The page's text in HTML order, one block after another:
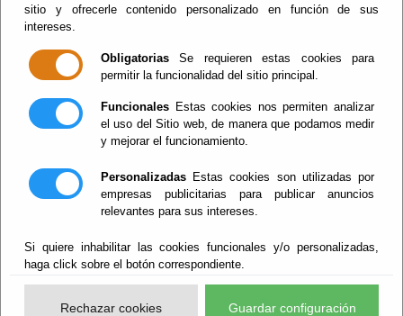
sitio y ofrecerle contenido personalizado en función de sus
intereses.
Obligatorias Se requieren estas cookies para
permitir la funcionalidad del sitio principal.
Funcionales Estas cookies nos permiten analizar
el uso del Sitio web, de manera que podamos medir
y mejorar el funcionamiento.
Personalizadas Estas cookies son utilizadas por
empresas publicitarias para publicar anuncios
relevantes para sus intereses.
Si quiere inhabilitar las cookies funcionales y/o personalizadas,
haga click sobre el botón correspondiente.
Rechazar cookies Guardar configuración
Suscripciones